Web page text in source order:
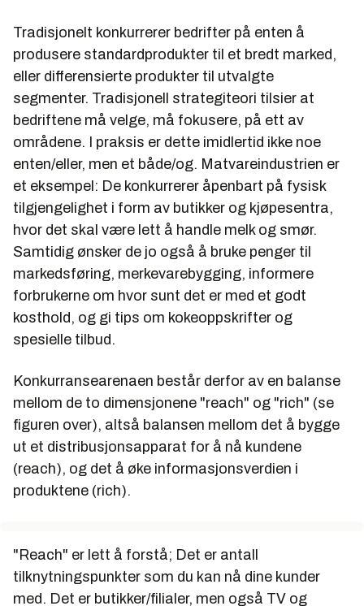
Tradisjonelt konkurrerer bedrifter på enten å
produsere standardprodukter til et bredt marked,
eller differensierte produkter til utvalgte
segmenter. Tradisjonell strategiteori tilsier at
bedriftene må velge, må fokusere, på ett av
områdene. I praksis er dette imidlertid ikke noe
enten/eller, men et både/og. Matvareindustrien er
et eksempel: De konkurrerer åpenbart på fysisk
tilgjengelighet i form av butikker og kjøpesentra,
hvor det skal være lett å handle melk og smør.
Samtidig ønsker de jo også å bruke penger til
markedsføring, merkevarebygging, informere
forbrukerne om hvor sunt det er med et godt
kosthold, og gi tips om kokeoppskrifter og
spesielle tilbud.
Konkurransearenaen består derfor av en balanse
mellom de to dimensjonene "reach" og "rich" (se
figuren over), altså balansen mellom det å bygge
ut et distribusjonsapparat for å nå kundene
(reach), og det å øke informasjonsverdien i
produktene (rich).
"Reach" er lett å forstå; Det er antall
tilknytningspunkter som du kan nå dine kunder
med. Det er butikker/filialer, men også TV og